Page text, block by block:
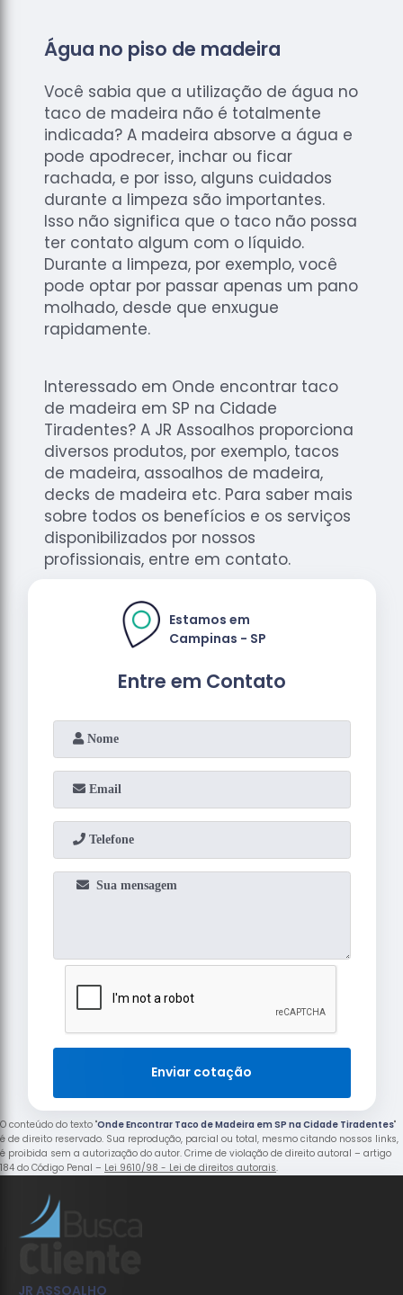
Água no piso de madeira
Você sabia que a utilização de água no
taco de madeira não é totalmente
indicada? A madeira absorve a água e
pode apodrecer, inchar ou ficar
rachada, e por isso, alguns cuidados
durante a limpeza são importantes.
Isso não significa que o taco não possa
ter contato algum com o líquido.
Durante a limpeza, por exemplo, você
pode optar por passar apenas um pano
molhado, desde que enxugue
rapidamente.
Interessado em Onde encontrar taco
de madeira em SP na Cidade
Tiradentes? A JR Assoalhos proporciona
diversos produtos, por exemplo, tacos
de madeira, assoalhos de madeira,
decks de madeira etc. Para saber mais
sobre todos os benefícios e os serviços
disponibilizados por nossos
profissionais, entre em contato.
Entre em Contato
Estamos em
Campinas - SP
Enviar cotação
O conteúdo do texto "Onde Encontrar Taco de Madeira em SP na Cidade Tiradentes"
é de direito reservado. Sua reprodução, parcial ou total, mesmo citando nossos links,
é proibida sem a autorização do autor. Crime de violação de direito autoral – artigo
184 do Código Penal – Lei 9610/98 - Lei de direitos autorais.
JR ASSOALHO